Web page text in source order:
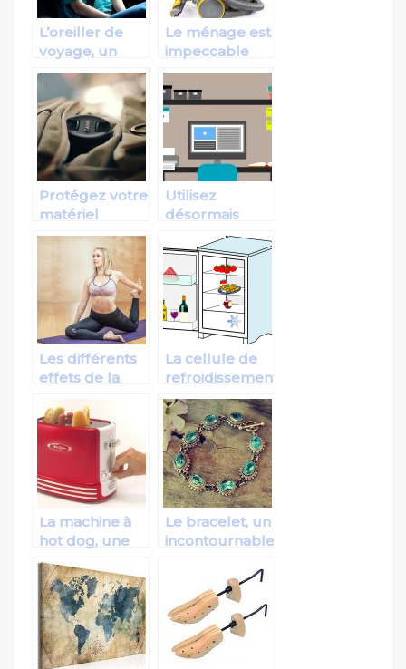
L’oreiller de
voyage, un
accessoire
unique pour
une nette
amélioration
de votre
sommeil
Le ménage est
impeccable
avec
l’aspirateur
professionnel
Protégez votre
matériel
photographique
dans un sac
photo
Utilisez
désormais
perfomants
dans vos
activités!
Les différents
effets de la
cryothérapie
La cellule de
refroidissement
électrique,
pour une
préservation
des aliments
La machine à
hot dog, une
machine idéale
pour assurer
la cuisson
impeccable de
hot dog
Le bracelet, un
incontournable